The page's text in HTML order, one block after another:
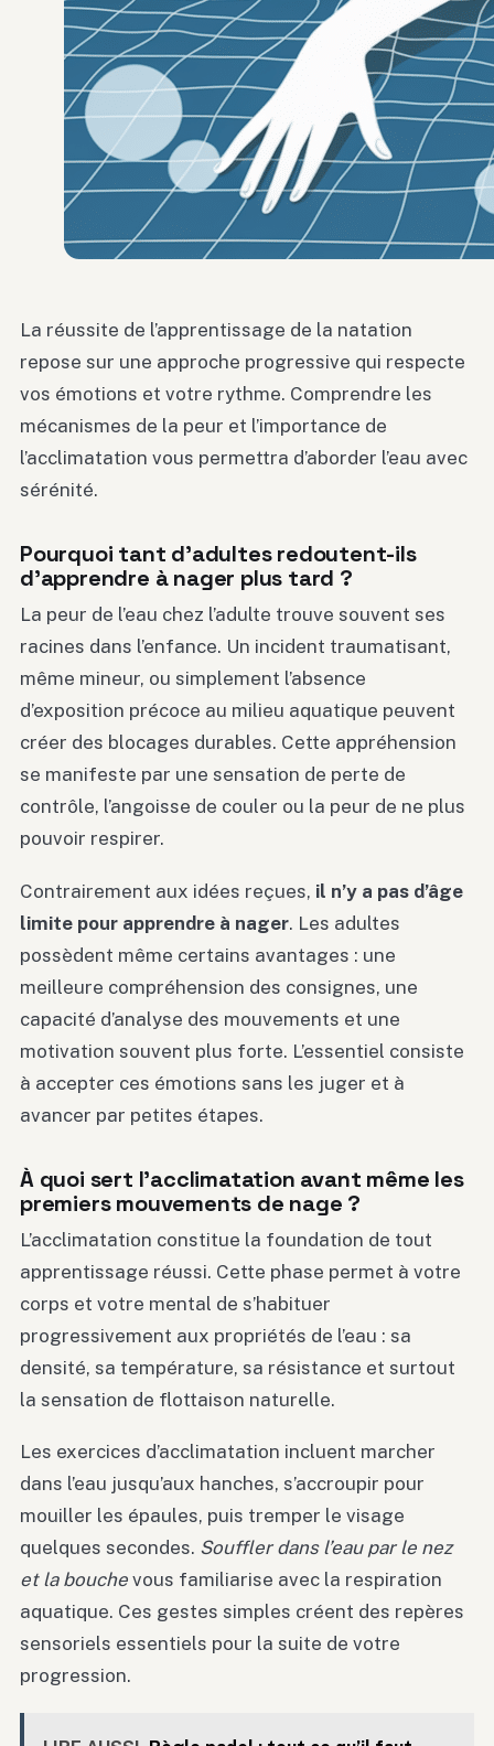
La réussite de l’apprentissage de la natation
repose sur une approche progressive qui respecte
vos émotions et votre rythme. Comprendre les
mécanismes de la peur et l’importance de
l’acclimatation vous permettra d’aborder l’eau avec
sérénité.
Pourquoi tant d’adultes redoutent-ils
d’apprendre à nager plus tard ?
La peur de l’eau chez l’adulte trouve souvent ses
racines dans l’enfance. Un incident traumatisant,
même mineur, ou simplement l’absence
d’exposition précoce au milieu aquatique peuvent
créer des blocages durables. Cette appréhension
se manifeste par une sensation de perte de
contrôle, l’angoisse de couler ou la peur de ne plus
pouvoir respirer.
Contrairement aux idées reçues, il n’y a pas d’âge
limite pour apprendre à nager. Les adultes
possèdent même certains avantages : une
meilleure compréhension des consignes, une
capacité d’analyse des mouvements et une
motivation souvent plus forte. L’essentiel consiste
à accepter ces émotions sans les juger et à
avancer par petites étapes.
À quoi sert l’acclimatation avant même les
premiers mouvements de nage ?
L’acclimatation constitue la foundation de tout
apprentissage réussi. Cette phase permet à votre
corps et votre mental de s’habituer
progressivement aux propriétés de l’eau : sa
densité, sa température, sa résistance et surtout
la sensation de flottaison naturelle.
Les exercices d’acclimatation incluent marcher
dans l’eau jusqu’aux hanches, s’accroupir pour
mouiller les épaules, puis tremper le visage
quelques secondes. Souffler dans l’eau par le nez
et la bouche vous familiarise avec la respiration
aquatique. Ces gestes simples créent des repères
sensoriels essentiels pour la suite de votre
progression.